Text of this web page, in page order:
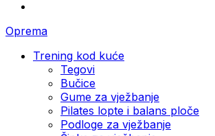
Oprema
Trening kod kuće
Tegovi
Bučice
Gume za vježbanje
Pilates lopte i balans ploče
Podloge za vježbanje